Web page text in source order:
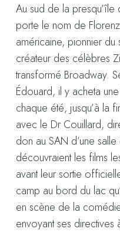
Au sud de la presqu’île
porte le nom de
américaine, pionnier
créateur des célèbres
transformé Broadway.
Édouard, il y acheta
chaque été, jusqu’à la
avec le Dr Couillard,
don au SAN d’une
découvraient les films
avant leur sortie
camp au bord du lac
en scène de la
envoyant ses directives